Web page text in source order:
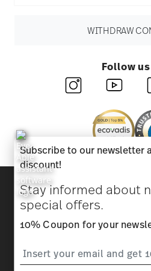
WITHDRAW
Follow
Beauty & functionality
Homepage General terms
Subscribe to our newsletter
discount!
Stay informed about
special offers.
10% Coupon for your